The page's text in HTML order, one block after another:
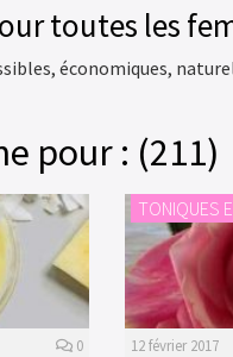
toutes les
économiques,
pour : (211)
0
TONIQUES
12 février 2017